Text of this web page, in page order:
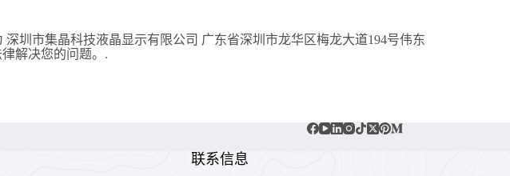
圳市集晶科技液晶显示有限公司 广东省深圳市龙华区梅龙大道194号伟东
律解决您的问题。.
联系信息